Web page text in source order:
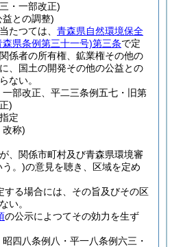
・一部改正)
との調整)
たつては、 青森県自然環境保全
県条例第三十一号)第三条で定
係者の所有権、鉱業権その他の
、国土の開発その他の公益との
ない。
部改正、平二三条例五七・旧第
)
定
改称)
、関係市町村及び青森県環境審
う。)の意見を聴き、区域を定め
する場合には、その旨及びその区
い。
の公示によつてその効力を生ず
四八条例八・平一八条例六三・